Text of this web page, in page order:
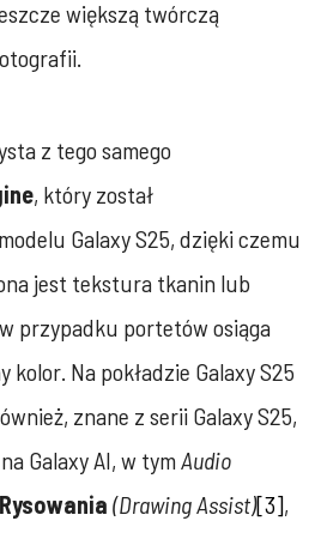
większą twórczą
z tego samego
, który został
Galaxy S25, dzięki czemu
jest tekstura tkanin lub
przypadku portetów osiąga
Na pokładzie Galaxy S25
znane z serii Galaxy S25,
Galaxy AI, w tymAudio
(Drawing Assist)[3],